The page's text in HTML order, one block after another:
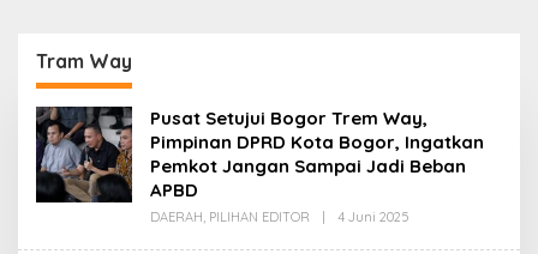
Tram Way
Pusat Setujui Bogor Trem Way,
Pimpinan DPRD Kota Bogor, Ingatkan
Pemkot Jangan Sampai Jadi Beban
APBD
DAERAH, PILIHAN EDITOR 4 Juni 2025